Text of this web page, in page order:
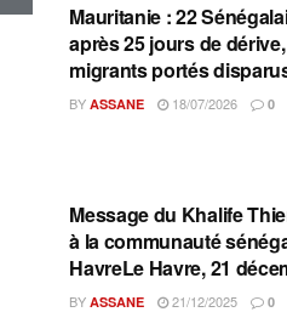
Mauritanie : 22
après 25 jours de
migrants portés
BY ASSANE 18/07/2026 0
A L'INSTANT
Message du Khalife
à la communauté
HavreLe Havre, 21
BY ASSANE 21/12/2025 0